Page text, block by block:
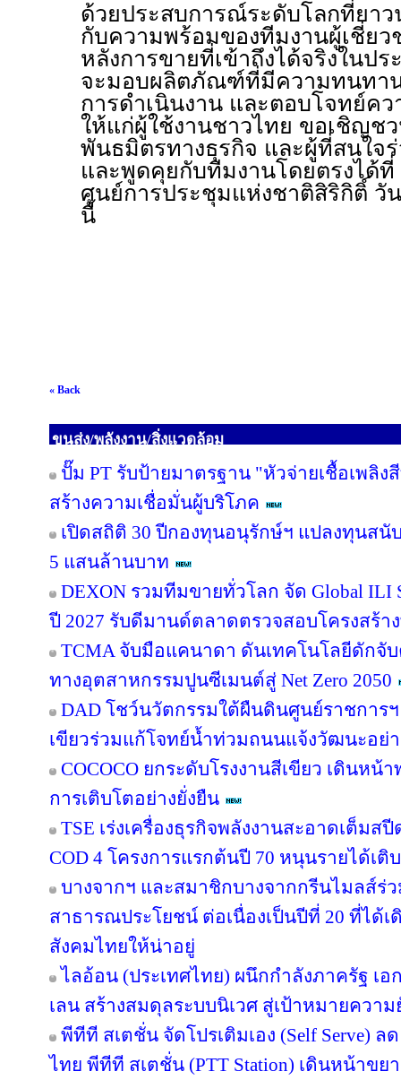
ด้วยประสบการณ์ระดับโลกที่ยา
กับความพร้อมของทีมงานผู้เชี่ย
หลังการขายที่เข้าถึงได้จริงในป
จะมอบผลิตภัณฑ์ที่มีความทนทาน
การดำเนินงาน และตอบโจทย์ค
ให้แก่ผู้ใช้งานชาวไทย ขอเชิญช
พันธมิตรทางธุรกิจ และผู้ที่สนใจ
และพูดคุยกับทีมงานโดยตรงได้
ศูนย์การประชุมแห่งชาติสิริกิติ์ วั
นี้
« Back
ขนส่ง/พลังงาน/สิ่งแวดล้อม
ปั๊ม PT รับป้ายมาตรฐาน "หัวจ่ายเชื้อเพลิง
สร้างความเชื่อมั่นผู้บริโภค
เปิดสถิติ 30 ปีกองทุนอนุรักษ์ฯ แปลงทุนส
5 แสนล้านบาท
DEXON รวมทีมขายทั่วโลก จัด Global ILI
ปี 2027 รับดีมานด์ตลาดตรวจสอบโครงสร้
TCMA จับมือแคนาดา ดันเทคโนโลยีดักจั
ทางอุตสาหกรรมปูนซีเมนต์สู่ Net Zero 2050
DAD โชว์นวัตกรรมใต้ผืนดินศูนย์ราชการ
เขียวร่วมแก้โจทย์น้ำท่วมถนนแจ้งวัฒนะอย่า
COCOCO ยกระดับโรงงานสีเขียว เดินห
การเติบโตอย่างยั่งยืน
TSE เร่งเครื่องธุรกิจพลังงานสะอาดเต็มส
COD 4 โครงการแรกต้นปี 70 หนุนรายได้เติ
บางจากฯ และสมาชิกบางจากกรีนไมลส์ร่
สาธารณประโยชน์ ต่อเนื่องเป็นปีที่ 20 ที่ได้เ
สังคมไทยให้น่าอยู่
ไลอ้อน (ประเทศไทย) ผนึกกำลังภาครัฐ
เลน สร้างสมดุลระบบนิเวศ สู่เป้าหมายความ
พีทีที สเตชั่น จัดโปรเติมเอง (Self Serve)
ไทย พีทีที สเตชั่น (PTT Station) เดินหน้าขยา